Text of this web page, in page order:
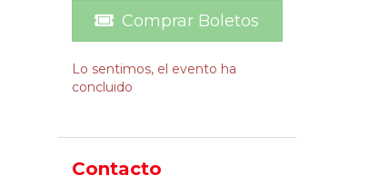
Comprar Boletos
Lo sentimos, el evento ha
concluido
Contacto